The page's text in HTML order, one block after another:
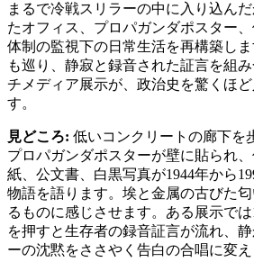
まるで冷戦スリラーの中に入り込ん
たオフィス、プロパガンダポスター
体制の監視下の日常生活を再構築し
も巡り、静寂と録音された証言を組
チメディア展示が、政治史を驚くほ
す。
見どころ: 低いコンクリートの廊下を
プロパガンダポスターが壁に貼られ
紙、公文書、白黒写真が1944年から
物語を語ります。埃と金属の古びた
るものに感じさせます。ある展示で
を押すと生存者の録音証言が流れ、
ーの沈黙をささやく告白の合唱に変え